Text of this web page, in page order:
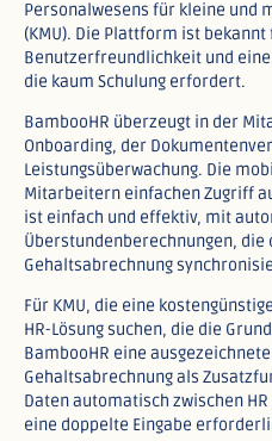
Personalwesens für kleine und
(KMU). Die Plattform ist
Benutzerfreundlichkeit und
die kaum Schulung erfordert.​
BambooHR überzeugt in der
Onboarding, der
Leistungsüberwachung. Die
Mitarbeitern einfachen Zugriff
ist einfach und effektiv, mit
Überstundenberechnungen,
Gehaltsabrechnung
Für KMU, die eine
HR-Lösung suchen, die die
BambooHR eine
Gehaltsabrechnung als
Daten automatisch zwischen
eine doppelte Eingabe